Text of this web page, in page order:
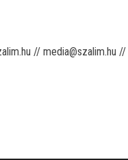
// media@szalim.hu //